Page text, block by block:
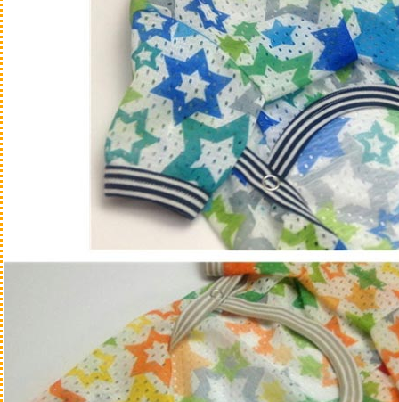
歩
目的別にさがす
歯の汚れが気になる
足腰をケアしたい
涙やけが気になる